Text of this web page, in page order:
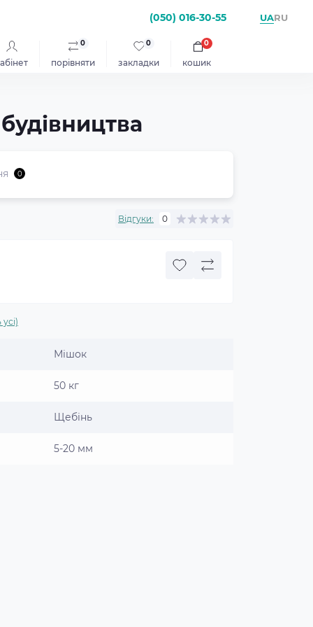
(050) 016-30-55 UARU
порівняти
0
закладки
0
кошик
0
0
Відгуки: 0
Мішок
50 кг
Щебінь
5-20 мм